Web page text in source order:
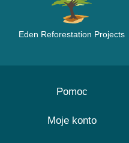
Eden Reforestation Projects
Pomoc
Moje konto